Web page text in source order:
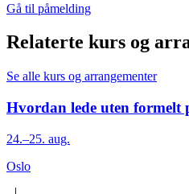
Gå til påmelding
Relaterte kurs og
Se alle kurs og arrangementer
Hvordan lede uten formelt
24.–25. aug.
Oslo